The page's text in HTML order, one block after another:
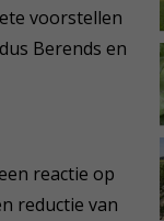
voorstellen
Berends en
reactie op
reductie van